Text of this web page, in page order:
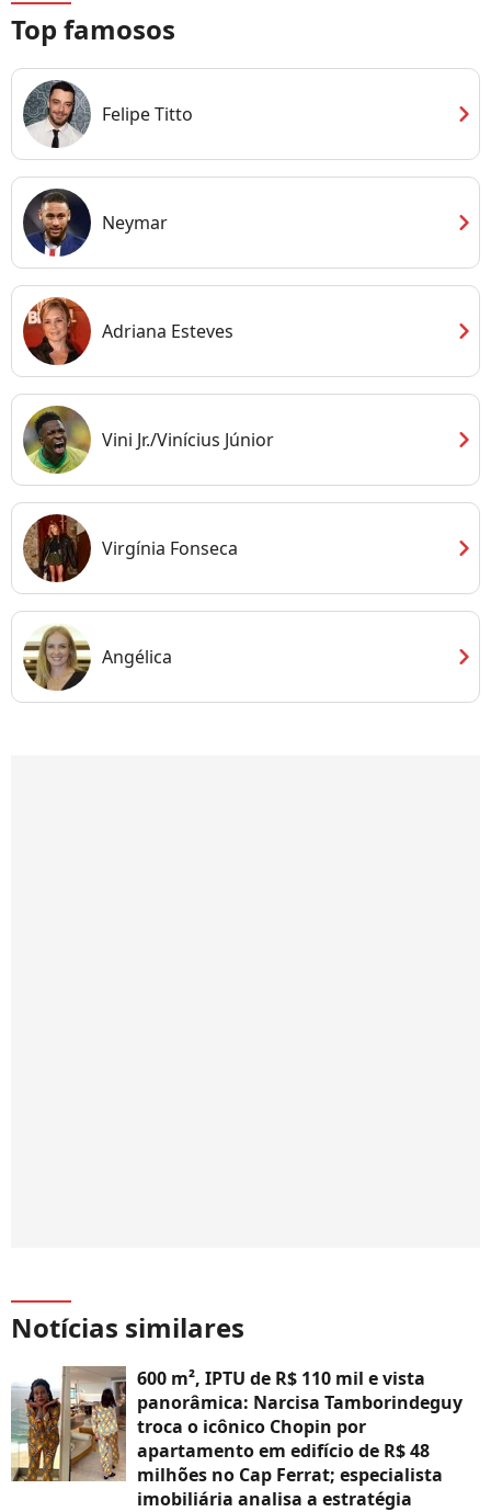
Top famosos
Felipe Titto chevron_right
Neymar chevron_right
Adriana Esteves chevron_right
Vini Jr./Vinícius Júnior chevron_right
Virgínia Fonseca chevron_right
Angélica chevron_right
Notícias similares
600 m², IPTU de R$ 110 mil e vista
panorâmica: Narcisa Tamborindeguy
troca o icônico Chopin por
apartamento em edifício de R$ 48
milhões no Cap Ferrat; especialista
imobiliária analisa a estratégia